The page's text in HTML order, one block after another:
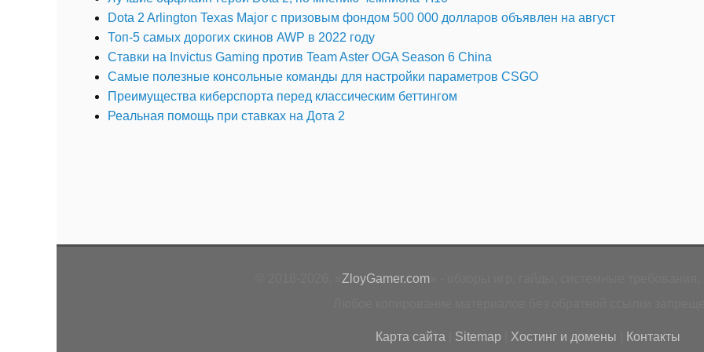
Dota 2 Arlington Texas Major с призовым фондом 500 000 долларов объявлен на август
Топ-5 самых дорогих скинов AWP в 2022 году
Ставки на Invictus Gaming против Team Aster OGA Season 6 China
Самые полезные консольные команды для настройки параметров CSGO
Преимущества киберспорта перед классическим беттингом
Реальная помощь при ставках на Дота 2
ZloyGamer.com» - обзоры игр, гайды, системные требования,
Карта сайта Sitemap Хостинг и домены Контакты